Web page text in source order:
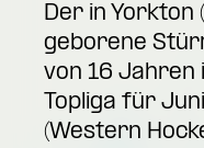
Der in Yorkton
geborene
von 16 Jahren
Topliga für
(Western